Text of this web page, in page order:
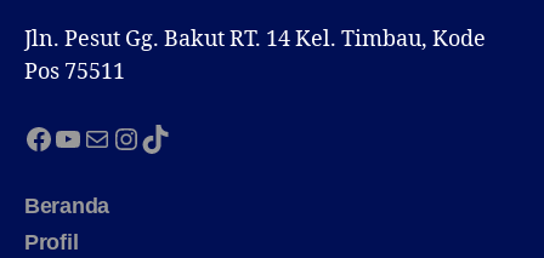
Jln. Pesut Gg. Bakut RT. 14 Kel. Timbau, Kode
Pos 75511
Facebook
YouTube
MailInstagram
TikTok
Beranda
Profil